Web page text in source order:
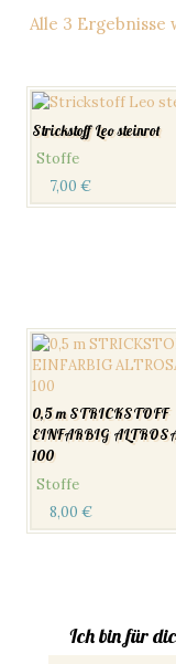
Alle 3 Ergebnisse
Strickstoff Leo steinrot
Stoffe
7,00 €
0,5 m STRICKSTOFF
EINFARBIG
100
Stoffe
8,00 €
Ich bin für